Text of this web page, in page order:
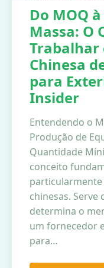
Do MOQ
Massa: O
Trabalhar
Chinesa
para
Insider
Entendendo o
Produção de
Quantidade
conceito
chinesas.
determina o
um fornecedor
para…